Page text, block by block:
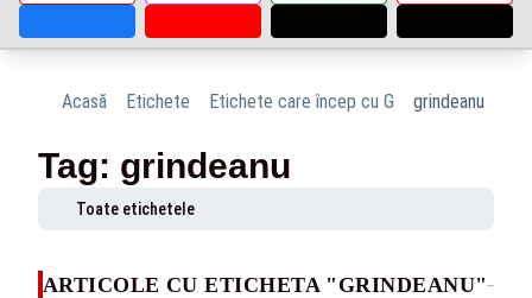
Acasă Etichete Etichete care încep cu G grindeanu
Tag: grindeanu
Toate etichetele
ARTICOLE CU ETICHETA "GRINDEANU"